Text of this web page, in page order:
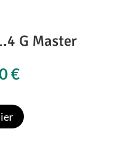
G Master
€Le
actuel
est :